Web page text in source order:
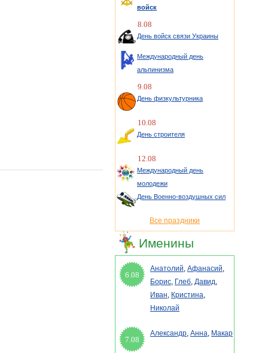
войск
8.08
День войск связи Украины
Международный день
альпинизма
9.08
День физкультурника
10.08
День строителя
12.08
Международный день
молодежи
День Военно-воздушных сил
Все праздники
Именины
6.08
Анатолий, Афанасий,
Борис, Глеб, Давид,
Иван, Кристина,
Николай
7.08
Александр, Анна, Макар